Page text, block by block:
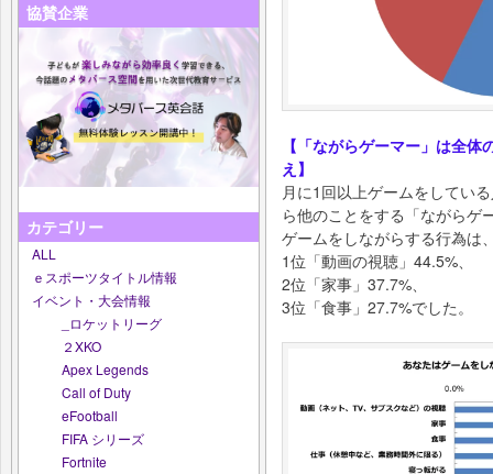
協賛企業
カテゴリー
ALL
ｅスポーツタイトル情報
イベント・大会情報
_ロケットリーグ
２XKO
Apex Legends
Call of Duty
eFootball
FIFA シリーズ
Fortnite
【「ながらゲーマー」は全
え】
月に1回以上ゲームをしてい
ら他のことをする「ながらゲ
ゲームをしながらする行為は
1位「動画の視聴」44.5%、
2位「家事」37.7%、
3位「食事」27.7%でした。